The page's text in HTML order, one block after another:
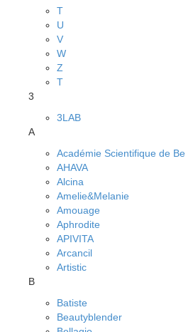
T
U
V
W
Z
Т
3
3LAB
A
Académie Scientifique de Be
AHAVA
Alcina
Amelie&Melanie
Amouage
Aphrodite
APIVITA
Arcancil
Artistic
B
Batiste
Beautyblender